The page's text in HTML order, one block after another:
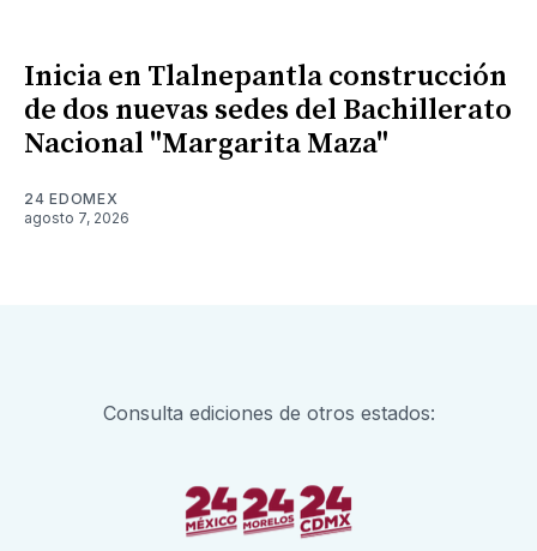
Inicia en Tlalnepantla construcción
de dos nuevas sedes del Bachillerato
Nacional "Margarita Maza"
24 EDOMEX
agosto 7, 2026
Consulta ediciones de otros estados: